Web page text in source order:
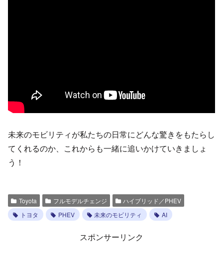
未来のモビリティが私たちの日常にどんな驚きをもたらし
てくれるのか、これからも一緒に追いかけていきましょ
う！
Toyota フルモデルチェンジ
ハイブリッド／PHEV
トヨタ
PHEV 未来のモビリティ AI
スポンサーリンク